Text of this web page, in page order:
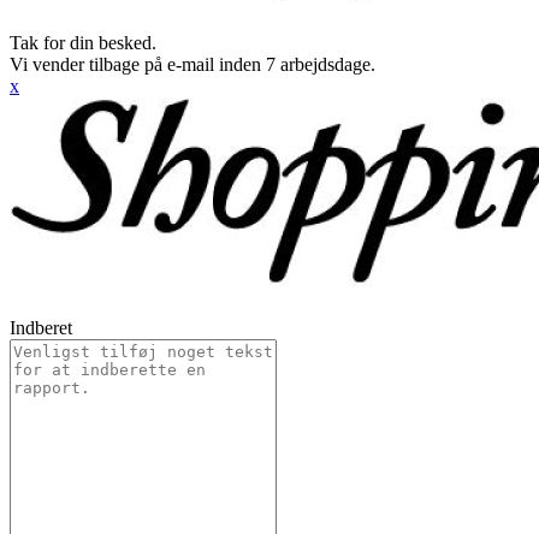
Tak for din besked.
Vi vender tilbage på e-mail inden 7 arbejdsdage.
x
Indberet